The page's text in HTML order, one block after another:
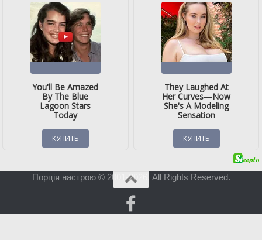
Порція настрою © 2001-2026. All Rights Reserved.